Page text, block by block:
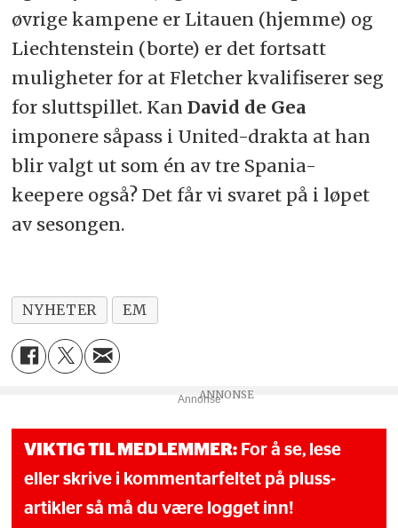
øvrige kampene er Litauen (hjemme) og
Liechtenstein (borte) er det fortsatt
muligheter for at Fletcher kvalifiserer seg
for sluttspillet. KanDavid de Gea
imponere såpass i United-drakta at han
blir valgt ut som én av tre Spania-
keepere også? Det får vi svaret på i løpet
av sesongen.
NYHETER EM
Annonse
VIKTIG TIL MEDLEMMER: For å se, lese
eller skrive i kommentarfeltet på pluss-
artikler så må du være logget inn!